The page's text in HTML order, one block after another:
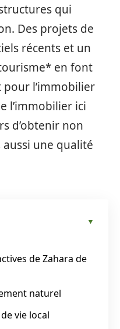
qui
Des projets de
récents et un
en font
l’immobilier
l’immobilier ici
d’obtenir non
une qualité
de Zahara de
naturel
vie local